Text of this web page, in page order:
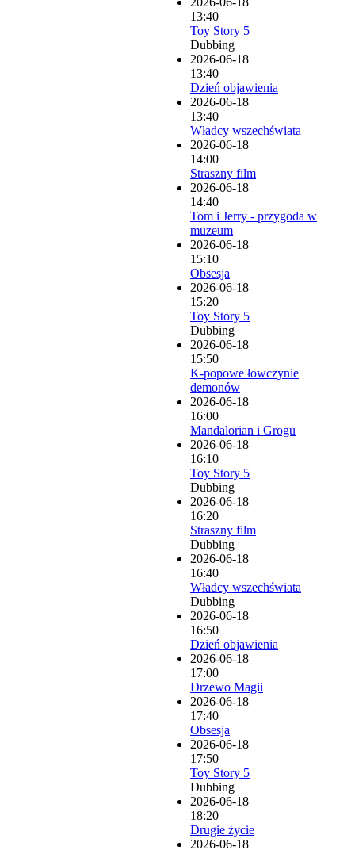
13:40
Toy Story 5
Dubbing
2026-06-18
13:40
Dzień objawienia
2026-06-18
13:40
Władcy wszechświata
2026-06-18
14:00
Straszny film
2026-06-18
14:40
Tom i Jerry - przygoda w
muzeum
2026-06-18
15:10
Obsesja
2026-06-18
15:20
Toy Story 5
Dubbing
2026-06-18
15:50
K-popowe łowczynie
demonów
2026-06-18
16:00
Mandalorian i Grogu
2026-06-18
16:10
Toy Story 5
Dubbing
2026-06-18
16:20
Straszny film
Dubbing
2026-06-18
16:40
Władcy wszechświata
Dubbing
2026-06-18
16:50
Dzień objawienia
2026-06-18
17:00
Drzewo Magii
2026-06-18
17:40
Obsesja
2026-06-18
17:50
Toy Story 5
Dubbing
2026-06-18
18:20
Drugie życie
2026-06-18